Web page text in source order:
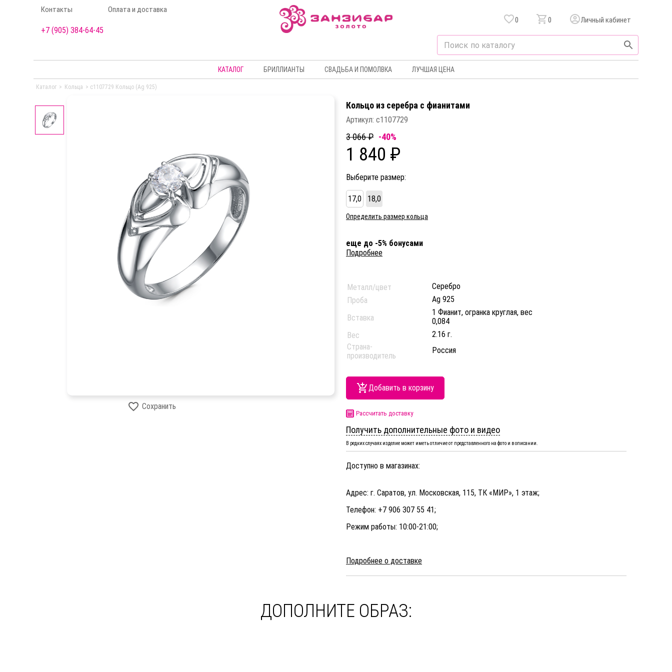
Контакты Оплата и доставка
+7 (905) 384-64-45
0 0 Личный кабинет
КАТАЛОГ БРИЛЛИАНТЫ СВАДЬБА И ПОМОЛВКА ЛУЧШАЯ ЦЕНА
Каталог > Кольца > с1107729 Кольцо (Ag 925)
Сохранить
Кольцо из серебра c фианитами
Артикул: с1107729
3 066 ₽ -40%
1 840 ₽
Выберите размер:
17,0 18,0
Определить размер кольца
еще до -5% бонусами
Подробнее
Металл/цвет
Серебро
Проба
Ag 925
Вставка
1 Фианит, огранка круглая, вес
0,084
Вес
2.16 г.
Страна-
производитель
Россия
Добавить в корзину
Рассчитать доставку
Получить дополнительные фото и видео
В редких случаях изделие может иметь отличие от представленного на фото и в описании.
Доступно в магазинах:
Адрес: г. Саратов, ул. Московская, 115, ТК «МИР», 1 этаж;
Телефон: +7 906 307 55 41;
Режим работы: 10:00-21:00;
Подробнее о доставке
ДОПОЛНИТЕ ОБРАЗ: